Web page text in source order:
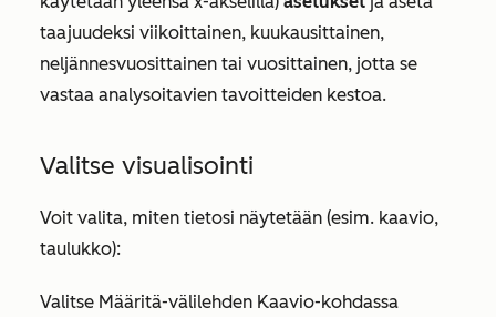
taajuudeksi viikoittainen, kuukausittainen,
neljännesvuosittainen tai vuosittainen, jotta se
vastaa analysoitavien tavoitteiden kestoa.
Valitse visualisointi
Voit valita, miten tietosi näytetään (esim. kaavio,
taulukko):
Valitse Määritä-välilehden Kaavio-kohdassa